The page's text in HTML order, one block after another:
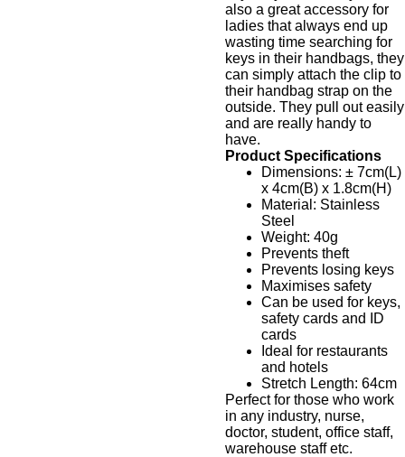
also a great accessory for
ladies that always end up
wasting time searching for
keys in their handbags, they
can simply attach the clip to
their handbag strap on the
outside. They pull out easily
and are really handy to
have.
Product Specifications
Dimensions: ± 7cm(L)
x 4cm(B) x 1.8cm(H)
Material: Stainless
Steel
Weight: 40g
Prevents theft
Prevents losing keys
Maximises safety
Can be used for keys,
safety cards and ID
cards
Ideal for restaurants
and hotels
Stretch Length: 64cm
Perfect for those who work
in any industry, nurse,
doctor, student, office staff,
warehouse staff etc.